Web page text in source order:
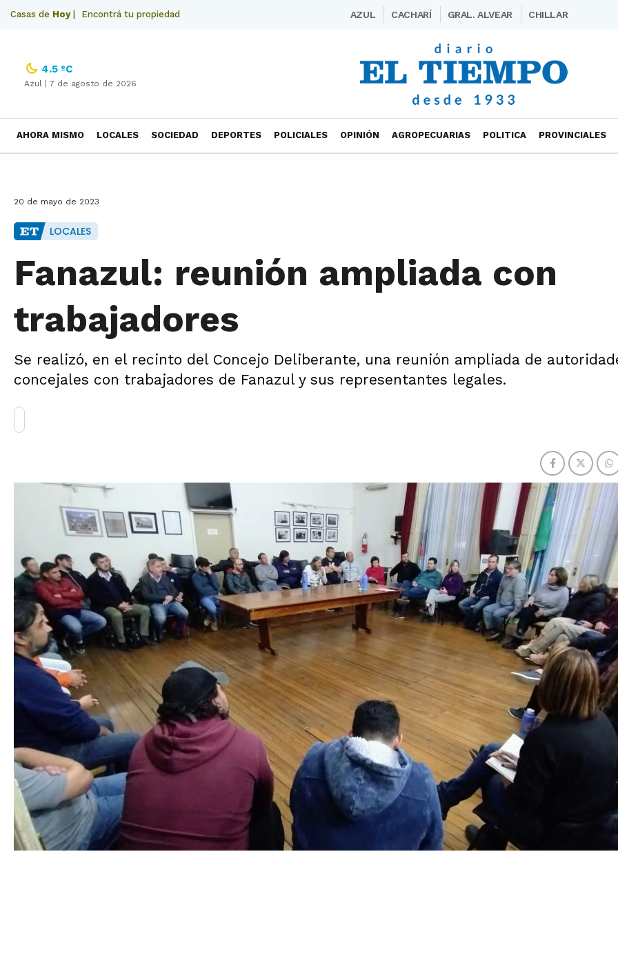
Casas de Hoy| Encontrá tu propiedad AZUL CACHARÍ GRAL. ALVEAR CHILLAR
4.5 ºC
Azul | 7 de agosto de 2026
AHORA MISMO LOCALES SOCIEDAD DEPORTES POLICIALES OPINIÓN AGROPECUARIAS POLITICA PROVINCIALES
20 de mayo de 2023
LOCALES
Fanazul: reunión ampliada con
trabajadores
Se realizó, en el recinto del Concejo Deliberante, una reunión ampliada de
concejales con trabajadores de Fanazul y sus representantes legales.